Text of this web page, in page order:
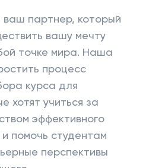
партнер, который
вашу мечту
точке мира. Наша
процесс
курса для
хотят учиться за
эффективного
и помочь студентам
перспективы